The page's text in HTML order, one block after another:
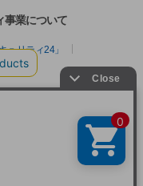
事業について
ュリティ24」